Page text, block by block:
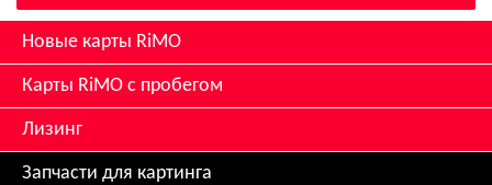
Новые карты RiMO
Карты RiMO с пробегом
Лизинг
Запчасти для картинга